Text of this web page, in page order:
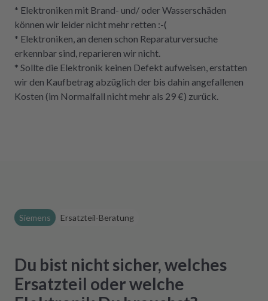
* Elektroniken mit Brand- und/ oder Wasserschäden
können wir leider nicht mehr retten :-(
* Elektroniken, an denen schon Reparaturversuche
erkennbar sind, reparieren wir nicht.
* Sollte die Elektronik keinen Defekt aufweisen, erstatten
wir den Kaufbetrag abzüglich der bis dahin angefallenen
Kosten (im Normalfall nicht mehr als 29 €) zurück.
Siemens Ersatzteil-Beratung
Du bist nicht sicher, welches
Ersatzteil oder welche